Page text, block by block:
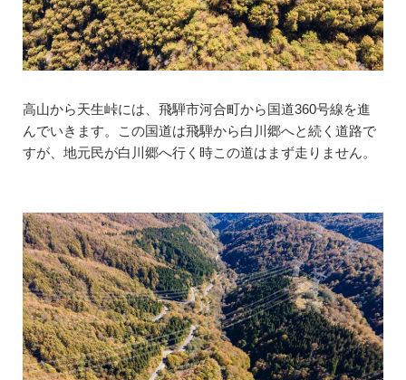
高山から天生峠には、飛騨市河合町から国道360号線を進
んでいきます。この国道は飛騨から白川郷へと続く道路で
すが、地元民が白川郷へ行く時この道はまず走りません。